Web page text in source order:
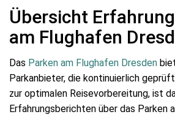
Übersicht
am Flughafen
Das Parken am Flughafen Dresden
Parkanbieter, die kontinuierlich
zur optimalen Reisevorbereitung, ist
Erfahrungsberichten über das Parken